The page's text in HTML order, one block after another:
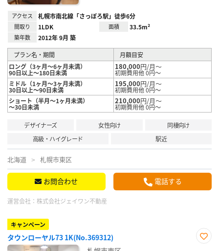
アクセス 札幌市南北線「さっぽろ駅」徒歩6分
間取り 1LDK 面積 33.5m²
築年数 2012年 9月 築
プラン名・期間
月額目安
ロング（3ヶ月～6ヶ月未満）
90日以上～180日未満
180,000円/月～
初期費用他 0円～
ミドル（1ヶ月～3ヶ月未満）
30日以上～90日未満
195,000円/月～
初期費用他 0円～
ショート（半月～1ヶ月未満）
～30日未満
210,000円/月～
初期費用他 0円～
デザイナーズ 女性向け
同棲向け
高級・ハイグレード
駅近
北海道 札幌市東区
お問合わせ 電話する
運営会社： 株式会社ジェイワン不動産
キャンペーン
タウンローヤル73 1K(No.369312)